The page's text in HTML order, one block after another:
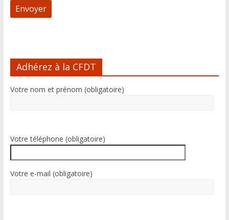
l
e
r
i
v
e
:
Adhérez à la CFDT
Votre nom et prénom (obligatoire)
Votre téléphone (obligatoire)
Votre e-mail (obligatoire)